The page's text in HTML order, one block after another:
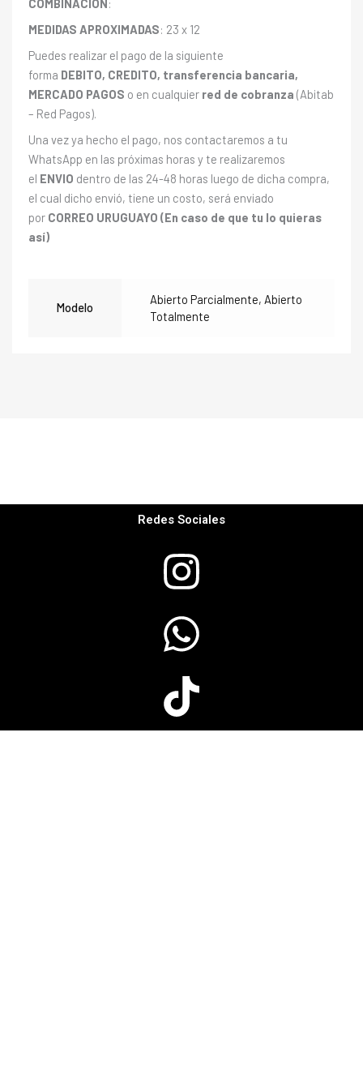
COMBINACIÓN:
MEDIDAS APROXIMADAS: 23 x 12
Puedes realizar el pago de la siguiente
forma DEBITO, CREDITO, transferencia bancaria,
MERCADO PAGOS o en cualquier red de cobranza (Abitab
– Red Pagos).
Una vez ya hecho el pago, nos contactaremos a tu
WhatsApp en las próximas horas y te realizaremos
el ENVIO dentro de las 24-48 horas luego de dicha compra,
el cual dicho envió, tiene un costo, será enviado
por CORREO URUGUAYO (En caso de que tu lo quieras
así)
Modelo
Abierto Parcialmente, Abierto
Totalmente
Redes Sociales